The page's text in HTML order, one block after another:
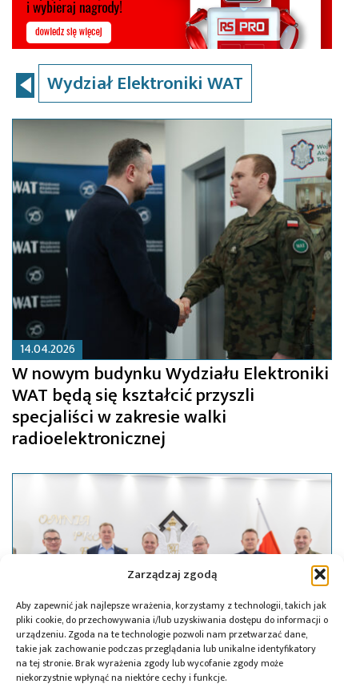
Zarządzaj zgodą
Aby zapewnić jak najlepsze wrażenia, korzystamy z technologii, takich jak
pliki cookie, do przechowywania i/lub uzyskiwania dostępu do informacji o
urządzeniu. Zgoda na te technologie pozwoli nam przetwarzać dane,
takie jak zachowanie podczas przeglądania lub unikalne identyfikatory
na tej stronie. Brak wyrażenia zgody lub wycofanie zgody może
niekorzystnie wpłynąć na niektóre cechy i funkcje.
Wydział Elektroniki WAT
14.04.2026
W nowym budynku Wydziału Elektroniki
WAT będą się kształcić przyszli
specjaliści w zakresie walki
radioelektronicznej